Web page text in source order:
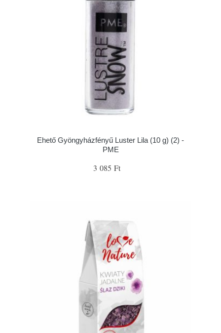
Ehető Gyöngyházfényű Luster Lila (10 g) (2) -
PME
3 085 Ft